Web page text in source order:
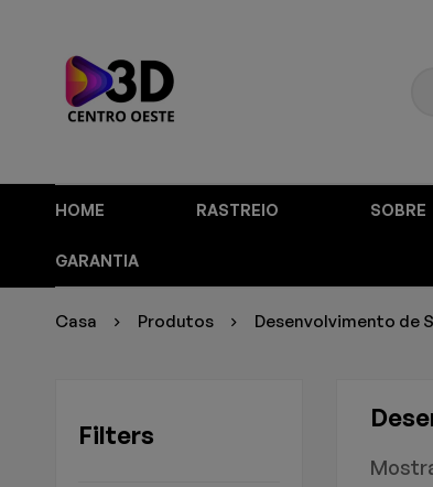
HOME RASTREIO SOBRE
GARANTIA
Casa Produtos Desenvolvimento de
Filters